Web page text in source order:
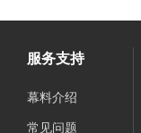
服务支持
幕料介绍
常见问题